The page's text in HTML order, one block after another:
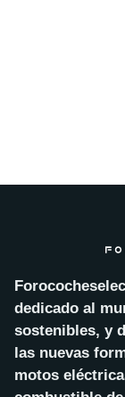
dedicado al
sostenibles, y
las nuevas
motos